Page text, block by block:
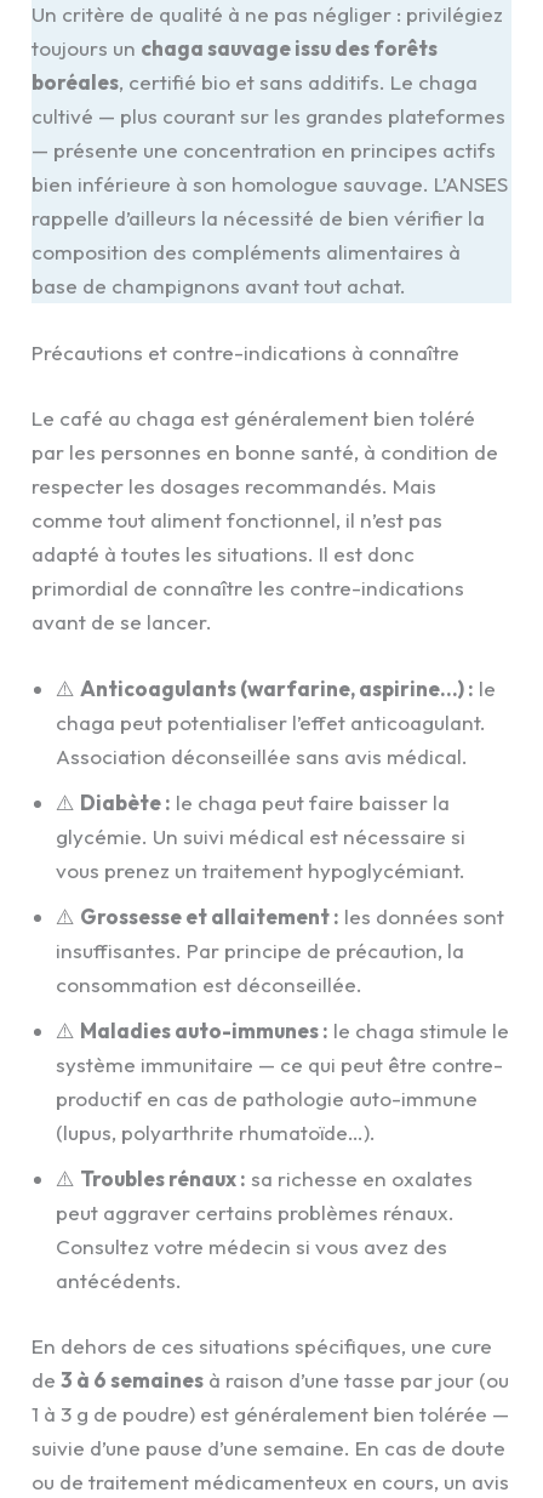
Un critère de qualité à ne pas négliger : privilégiez
toujours un chaga sauvage issu des forêts
boréales, certifié bio et sans additifs. Le chaga
cultivé — plus courant sur les grandes plateformes
— présente une concentration en principes actifs
bien inférieure à son homologue sauvage. L’ANSES
rappelle d’ailleurs la nécessité de bien vérifier la
composition des compléments alimentaires à
base de champignons avant tout achat.
Précautions et contre-indications à connaître
Le café au chaga est généralement bien toléré
par les personnes en bonne santé, à condition de
respecter les dosages recommandés. Mais
comme tout aliment fonctionnel, il n’est pas
adapté à toutes les situations. Il est donc
primordial de connaître les contre-indications
avant de se lancer.
⚠️ Anticoagulants (warfarine, aspirine…) : le
chaga peut potentialiser l’effet anticoagulant.
Association déconseillée sans avis médical.
⚠️ Diabète : le chaga peut faire baisser la
glycémie. Un suivi médical est nécessaire si
vous prenez un traitement hypoglycémiant.
⚠️ Grossesse et allaitement : les données sont
insuffisantes. Par principe de précaution, la
consommation est déconseillée.
⚠️ Maladies auto-immunes : le chaga stimule le
système immunitaire — ce qui peut être contre-
productif en cas de pathologie auto-immune
(lupus, polyarthrite rhumatoïde…).
⚠️ Troubles rénaux : sa richesse en oxalates
peut aggraver certains problèmes rénaux.
Consultez votre médecin si vous avez des
antécédents.
En dehors de ces situations spécifiques, une cure
de3 à 6 semaines à raison d’une tasse par jour (ou
1 à 3 g de poudre) est généralement bien tolérée —
suivie d’une pause d’une semaine. En cas de doute
ou de traitement médicamenteux en cours, un avis